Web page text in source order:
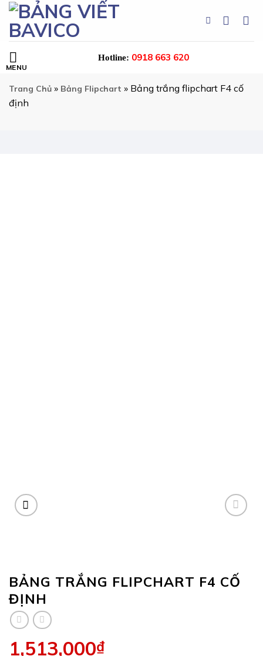
Skip
content
Hotline: 0918 663 620
Trang Chủ » Bảng Flipchart » Bảng trắng flipchart F4 cố
định
BẢNG TRẮNG FLIPCHART F4 CỐ
ĐỊNH
1,513,000₫